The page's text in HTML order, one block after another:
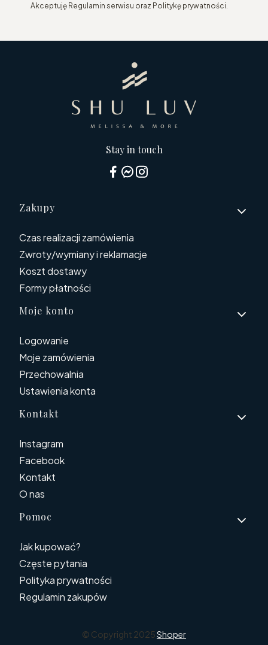
Akceptuję Regulamin serwisu oraz Politykę prywatności.
Stay in touch
Linki w stopce
Zakupy
Czas realizacji zamówienia
Zwroty/wymiany i reklamacje
Koszt dostawy
Formy płatności
Moje konto
Logowanie
Moje zamówienia
Przechowalnia
Ustawienia konta
Kontakt
Instagram
Facebook
Kontakt
O nas
Pomoc
Jak kupować?
Częste pytania
Polityka prywatności
Regulamin zakupów
© Copyright 2025Shoper